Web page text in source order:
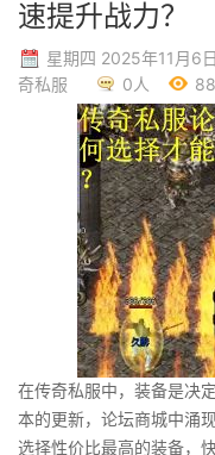
速提升战力？
星期四 2025年11月6日
奇私服
0人
在传奇私服中，装备是决
本的更新，论坛商城中涌
选择性价比最高的装备，